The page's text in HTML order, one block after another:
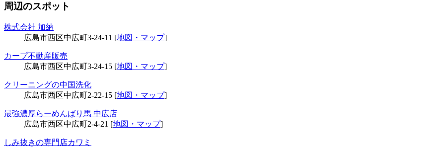
周辺のスポット
株式会社 加納
広島市西区中広町3-24-11 [地図・マップ]
カープ不動産販売
広島市西区中広町3-24-15 [地図・マップ]
クリーニングの中国洗化
広島市西区中広町2-22-15 [地図・マップ]
最強濃厚らーめんばり馬 中広店
広島市西区中広町2-4-21 [地図・マップ]
しみ抜きの専門店カワミ